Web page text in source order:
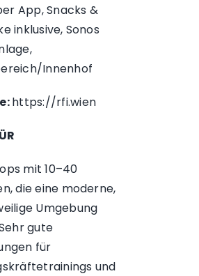
App, Snacks &
inklusive, Sonos
Innenhof
https://rfi.wien
mit 10–40
die eine moderne,
Umgebung
gute
für
und